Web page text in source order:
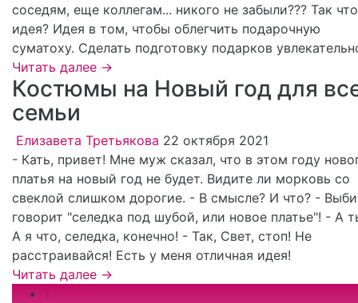
соседям, еще коллегам... никого не забыли??? Так
идея? Идея в том, чтобы облегчить подарочную
суматоху. Сделать подготовку подарков
Читать далее →
Костюмы на Новый год для
семьи
Елизавета Третьякова 22 октября 2021
- Кать, привет! Мне муж сказал, что в этом году
платья на новый год не будет. Видите ли морковь со
свеклой слишком дорогие. - В смысле? И что? -
говорит "селедка под шубой, или новое платье"! - А
А я что, селедка, конечно! - Так, Свет, стоп! Не
расстраивайся! Есть у меня отличная идея!
Читать далее →